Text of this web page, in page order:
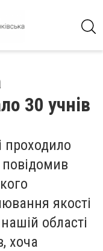
30 учнів
проходило
якості
області
хоча